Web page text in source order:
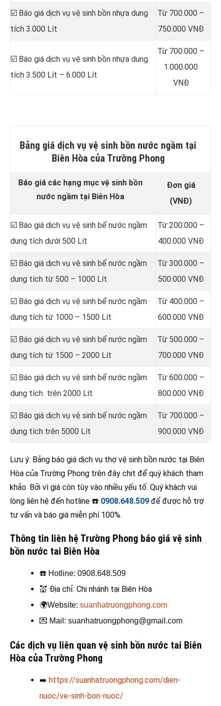
☑️ Báo giá dịch vụ vệ sinh bồn nhựa dung
tích 3.000 Lít
Từ 700.000 –
750.000 VNĐ
☑️ Báo giá dịch vụ vệ sinh bồn nhựa dung
tích 3.500 Lít – 6.000 Lít
Từ 700.000 –
1.000.000
VNĐ
Bảng giá dịch vụ vệ sinh bồn nước ngầm tại
Biên Hòa của Trường Phong
Báo giá các hạng mục vệ sinh bồn
nước ngầm tại Biên Hòa
Đơn giá
(VNĐ)
☑️ Báo giá dịch vụ vệ sinh bể nước ngầm
dung tích dưới 500 Lít
Từ 200.000 –
400.000 VNĐ
☑️ Báo giá dịch vụ vệ sinh bể nước ngầm
dung tích từ 500 – 1000 Lít
Từ 300.000 –
500.000 VNĐ
☑️ Báo giá dịch vụ vệ sinh bể nước ngầm
dung tích từ 1000 – 1500 Lít
Từ 400.000 –
600.000 VNĐ
☑️ Báo giá dịch vụ vệ sinh bể nước ngầm
dung tích từ 1500 – 2000 Lít
Từ 500.000 –
700.000 VNĐ
☑️ Báo giá dịch vụ vệ sinh bể nước ngầm
dung tích trên 2000 Lít
Từ 600.000 –
800.000 VNĐ
☑️ Báo giá dịch vụ vệ sinh bể nước ngầm
dung tích trên 5000 Lít
Từ 700.000 –
900.000 VNĐ
Lưu ý: Bảng báo giá dịch vụ thợ vệ sinh bồn nước tại Biên
Hòa của Trường Phong trên đây chit để quý khách tham
khảo. Bởi vì giá còn tùy vào nhiều yếu tố. Quý khách vui
lòng liên hệ đến hotline ☎️ 0908.648.509 để được hỗ trợ
tư vấn và báo giá miễn phí 100%.
Thông tin liên hệ Trường Phong báo giá vệ sinh
bồn nước tai Biên Hòa
☎️ Hotline: 0908.648.509
💒 Địa chỉ: Chi nhánh tại Biên Hòa
🌍Website: suanhatruongphong.com
💌 Mail: suanhatruongphong@gmail.com
Các dịch vụ liên quan vệ sinh bồn nước tai Biên
Hòa của Trường Phong
➡️ https://suanhatruongphong.com/dien-
nuoc/ve-sinh-bon-nuoc/